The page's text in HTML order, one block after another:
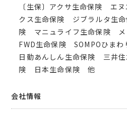
〔生保〕アクサ生命保険 エ
クス生命保険 ジブラルタ生
険 マニュライフ生命保険 メ
FWD生命保険 SOMPOひま
日動あんしん生命保険 三井住
険 日本生命保険 他
会社情報